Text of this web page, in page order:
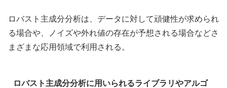
ロバスト主成分分析は、データに対して頑健性が求められ
る場合や、ノイズや外れ値の存在が予想される場合などさ
まざまな応用領域で利用される。
ロバスト主成分分析に用いられるライブラリやアルゴ